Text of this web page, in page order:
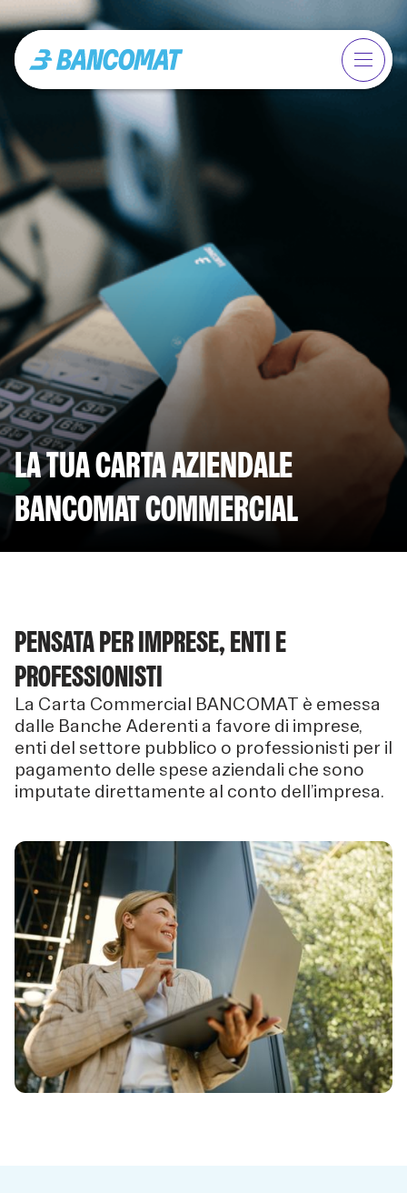
LA TUA CARTA AZIENDALE
BANCOMAT COMMERCIAL
PENSATA PER IMPRESE, ENTI E
PROFESSIONISTI
La Carta Commercial BANCOMAT è emessa
dalle Banche Aderenti a favore di imprese,
enti del settore pubblico o professionisti per il
pagamento delle spese aziendali che sono
imputate direttamente al conto dell’impresa.